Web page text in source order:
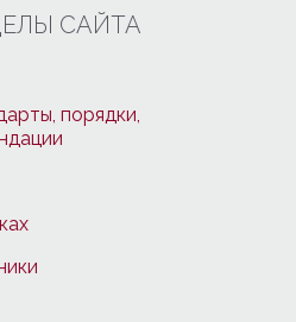
САЙТА
порядки,